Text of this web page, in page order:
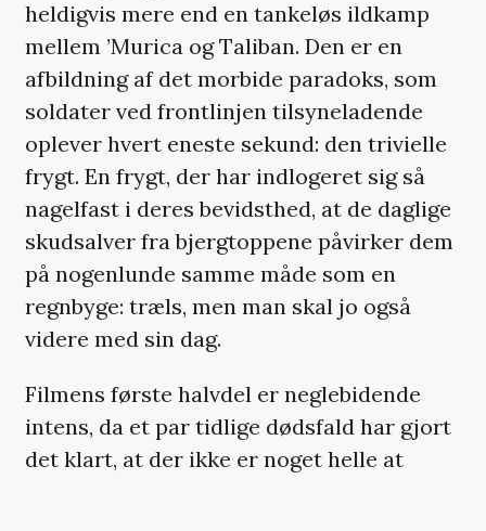
heldigvis mere end en tankeløs ildkamp
mellem ’Murica og Taliban. Den er en
afbildning af det morbide paradoks, som
soldater ved frontlinjen tilsyneladende
oplever hvert eneste sekund: den trivielle
frygt. En frygt, der har indlogeret sig så
nagelfast i deres bevidsthed, at de daglige
skudsalver fra bjergtoppene påvirker dem
på nogenlunde samme måde som en
regnbyge: træls, men man skal jo også
videre med sin dag.
Filmens første halvdel er neglebidende
intens, da et par tidlige dødsfald har gjort
det klart, at der ikke er noget helle at